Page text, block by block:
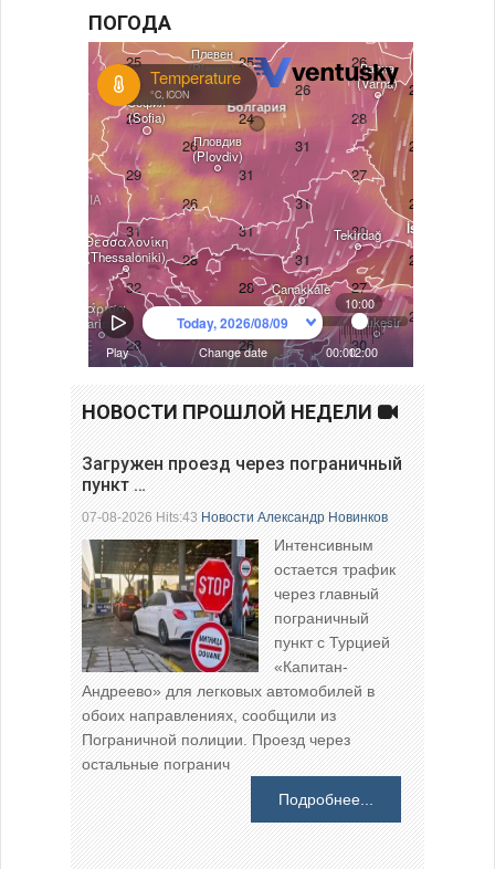
ПОГОДА
НОВОСТИ ПРОШЛОЙ НЕДЕЛИ
Загружен проезд через пограничный
пункт …
07-08-2026 Hits:43Новости Александр Новинков
Интенсивным
остается трафик
через главный
пограничный
пункт с Турцией
«Капитан-
Андреево» для легковых автомобилей в
обоих направлениях, сообщили из
Пограничной полиции. Проезд через
остальные погранич
Подробнее...